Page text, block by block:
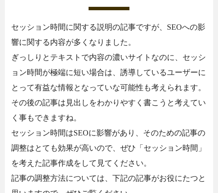
セッション時間に関する説明の記事ですが、SEOへの影
響に関する内容が多くなりました。
ぎっしりとテキストで内容の濃いサイトなのに、セッシ
ョン時間が極端に短い場合は、誘導しているユーザーに
とって有益な情報となっていな可能性も考えられます。
その後の記事は見出しをわかりやすく書こうと考えてい
く事もできますね。
セッション時間はSEOに影響があり、そのための記事の
調整はとても効果が高いので、ぜひ「セッション時間」
を考えた記事作成をして見てください。
記事の調整方法については、下記の記事がお役にたつと